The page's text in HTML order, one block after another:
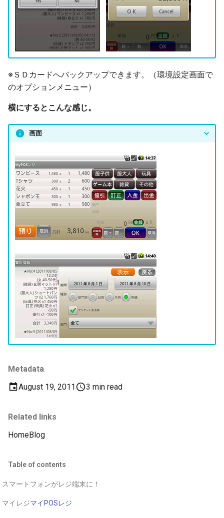
Metadata
August 19, 2011
3 min read
Related links
HomeBlog
Table of contents
スマートフォンがレジ端末に！
マイレジマイPOSレジ
※ＳＤカードへバックアップできます。（環境設定画面で
のオプションメニュー）
横にするとこんな感じ。
画面